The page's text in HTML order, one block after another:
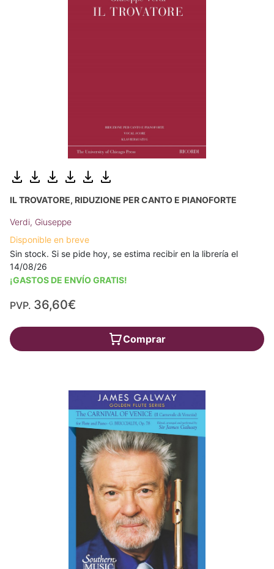
IL TROVATORE, RIDUZIONE PER CANTO E PIANOFORTE
Verdi, Giuseppe
Disponible en breve
Sin stock. Si se pide hoy, se estima recibir en la librería el
14/08/26
¡GASTOS DE ENVÍO GRATIS!
PVP. 36,60€
Comprar